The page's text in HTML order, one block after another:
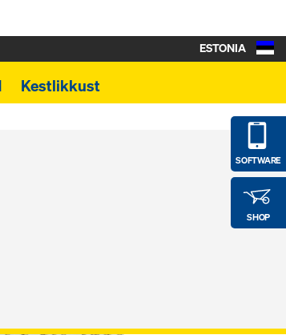
Kestlikkust
SOFTWARE
SHOP
ESTONIA